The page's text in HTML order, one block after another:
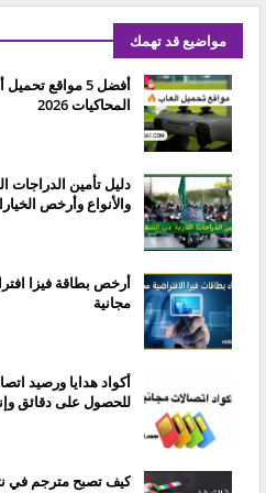
مواضيع قد تهمك
المحاكيات 2026
دليل تأمين الدراجات
والأنواع وأرخص
مجانية
للحصول على دقائق
كيف تصبح مترجم في